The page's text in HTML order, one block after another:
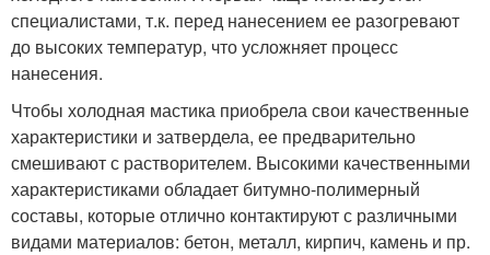
специалистами, т.к. перед нанесением ее разогревают
до высоких температур, что усложняет процесс
нанесения.
Чтобы холодная мастика приобрела свои качественные
характеристики и затвердела, ее предварительно
смешивают с растворителем. Высокими качественными
характеристиками обладает битумно-полимерный
составы, которые отлично контактируют с различными
видами материалов: бетон, металл, кирпич, камень и пр.